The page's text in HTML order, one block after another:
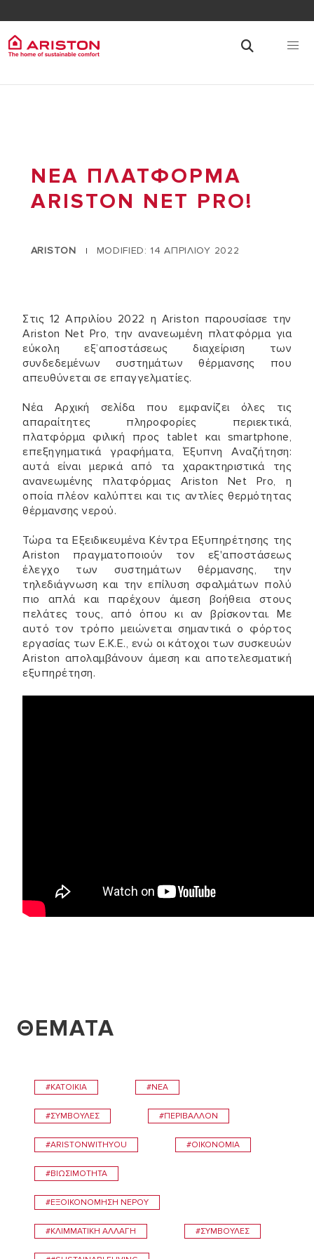
ΝΕΑ ΠΛΑΤΦΟΡΜΑ
ARISTON NET PRO!
ARISTON | MODIFIED: 14 ΑΠΡΙΛΙΟΥ 2022
Στις 12 Απριλίου 2022 η Ariston παρουσίασε την
Ariston Net Pro, την ανανεωμένη πλατφόρμα για
εύκολη εξ’αποστάσεως διαχείριση των
συνδεδεμένων συστημάτων θέρμανσης που
απευθύνεται σε επαγγελματίες.
Νέα Αρχική σελίδα που εμφανίζει όλες τις
απαραίτητες πληροφορίες περιεκτικά,
πλατφόρμα φιλική προς tablet και smartphone,
επεξηγηματικά γραφήματα, Έξυπνη Αναζήτηση:
αυτά είναι μερικά από τα χαρακτηριστικά της
ανανεωμένης πλατφόρμας Ariston Net Pro, η
οποία πλέον καλύπτει και τις αντλίες θερμότητας
θέρμανσης νερού.
Τώρα τα Εξειδικευμένα Κέντρα Εξυπηρέτησης της
Ariston πραγματοποιούν τον εξ'αποστάσεως
έλεγχο των συστημάτων θέρμανσης, την
τηλεδιάγνωση και την επίλυση σφαλμάτων πολύ
πιο απλά και παρέχουν άμεση βοήθεια στους
πελάτες τους, από όπου κι αν βρίσκονται. Με
αυτό τον τρόπο μειώνεται σημαντικά ο φόρτος
εργασίας των Ε.Κ.Ε., ενώ οι κάτοχοι των συσκευών
Ariston απολαμβάνουν άμεση και αποτελεσματική
εξυπηρέτηση.
ΘΕΜΑΤΑ
#ΚΑΤΟΙΚΊΑ #ΝΈΑ
#ΣΥΜΒΟΥΛΕΣ #ΠΕΡΙΒΆΛΛΟΝ
#ARISTONWITHYOU #ΟΙΚΟΝΟΜΊΑ
#ΒΙΩΣΙΜΌΤΗΤΑ
#ΕΞΟΙΚΟΝΌΜΗΣΗ ΝΕΡΟΎ
#ΚΛΙΜΜΑΤΙΚΉ ΑΛΛΑΓΉ #ΣΥΜΒΟΥΛEΣ